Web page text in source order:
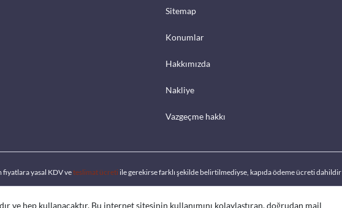
Sitemap
Konumlar
Hakkımızda
Nakliye
Vazgeçme hakkı
fiyatlara yasal KDV veteslimat ücreti ile gerekirse farklı şekilde belirtilmediyse, kapıda ödeme ücreti dahildir
ve hep kullanacaktır. Bu internet sitesinin kullanımını kolaylaştıran, doğrudan mail